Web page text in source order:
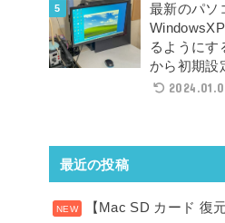
最新のパソ
るようにす
から初期設
最近の投稿
【Mac SD カード 復